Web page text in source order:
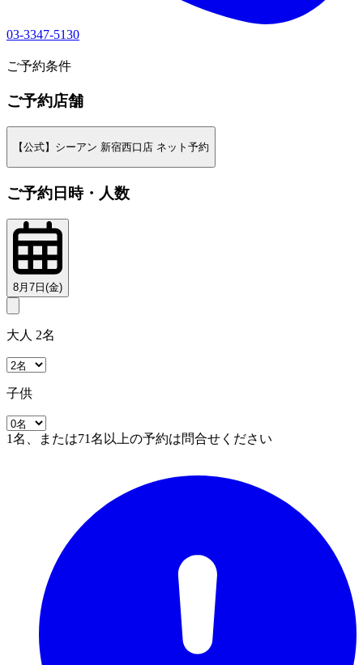
03-3347-5130
ご予約条件
ご予約店舗
【公式】シーアン 新宿西口店 ネット予約
ご予約日時・人数
8月7日(金)
大人 2名
子供
1名、または71名以上の予約は問合せください